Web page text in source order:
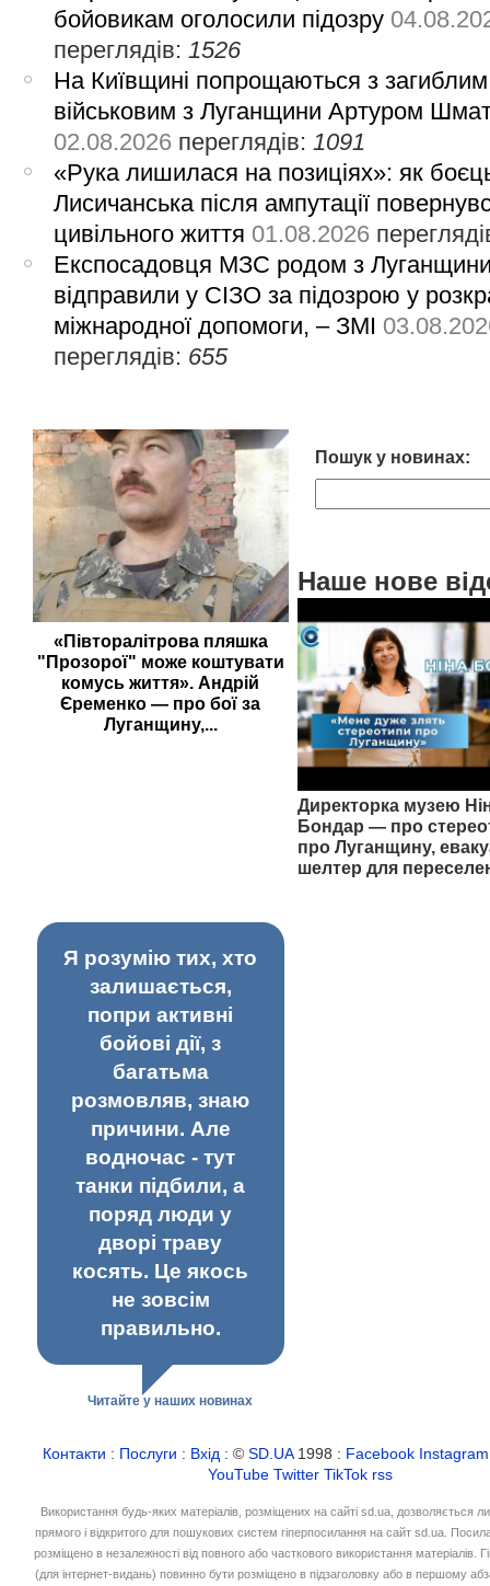
бойовикам оголосили підозру
переглядів: 1526
На Київщині попрощаються з загиблим
військовим з Луганщини Артуром
02.08.2026 переглядів: 1091
«Рука лишилася на позиціях»: як
Лисичанська після ампутації
цивільного життя 01.08.2026
Експосадовця МЗС родом з
відправили у СІЗО за підозрою у
міжнародної допомоги, – ЗМІ
переглядів: 655
«Півторалітрова пляшка
"Прозорої" може коштувати
комусь життя». Андрій
Єременко — про бої за
Луганщину,...
Пошук у новинах:
Наше нове
Директорка музею
Бондар — про
про Луганщину,
шелтер для
Я розумію тих, хто
залишається,
попри активні
бойові дії, з
багатьма
розмовляв, знаю
причини. Але
водночас - тут
танки підбили, а
поряд люди у
дворі траву
косять. Це якось
не зовсім
правильно.
Читайте у наших новинах
Контакти : Послуги : Вхід : ©SD.UA1998 : Facebook Instagram
YouTube Twitter TikTok rss
Використання будь-яких матеріалів, розміщених на сайті sd.ua, дозволяється
прямого і відкритого для пошукових систем гіперпосилання на сайт sd.ua.
розміщено в незалежності від повного або часткового використання матеріалів.
(для інтернет-видань) повинно бути розміщено в підзаголовку або в першому